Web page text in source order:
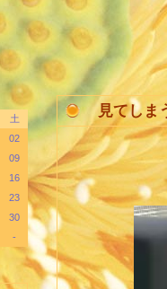
土
02
09
16
23
30
-
見てしま